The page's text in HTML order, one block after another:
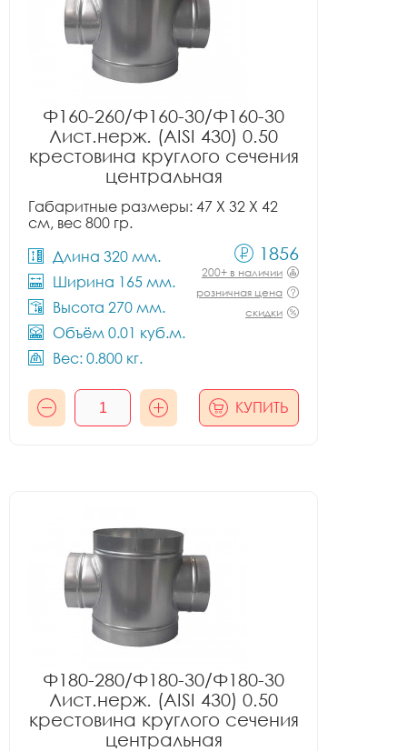
Ф160-260/Ф160-30/Ф160-30
Лист.нерж. (AISI 430) 0.50
крестовина круглого сечения
центральная
Габаритные размеры: 47 X 32 X 42
см, вес 800 гр.
Длина 320 мм.
Ширина 165 мм.
Высота 270 мм.
Объём 0.01 куб.м.
Вес: 0.800 кг.
1856
200+ в наличии
розничная цена
скидки
КУПИТЬ
Ф180-280/Ф180-30/Ф180-30
Лист.нерж. (AISI 430) 0.50
крестовина круглого сечения
центральная